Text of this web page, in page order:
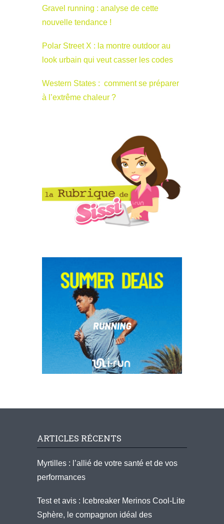
Gravel running : analyse de cette
nouvelle tendance !
Polar Street X : la montre outdoor au
look urbain qui veut casser les codes
Western States : comment se préparer
à l’extrême chaleur ?
ARTICLES RÉCENTS
Myrtilles : l’allié de votre santé et de vos
performances
Test et avis : Icebreaker Merinos Cool-Lite
Sphère, le compagnon idéal des